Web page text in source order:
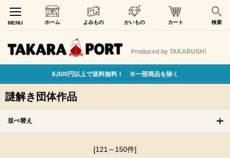
MENU ホーム よみもの かいもの カート 検索
Produced by TAKARUSH!
8,000円以上で送料無料！ ※一部商品を除く
謎解き団体作品
並べ替え
[121～150件]